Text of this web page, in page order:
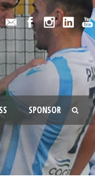
SPONSOR